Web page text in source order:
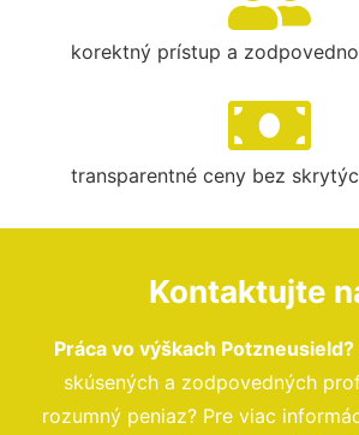
korektný prístup a
transparentné ceny bez
Kontaktujte
Práca vo výškach Potzneusield?
skúsených a zodpovedných
rozumný peniaz? Pre viac